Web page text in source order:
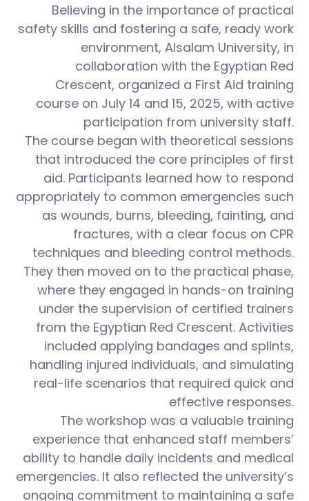
Believing in the importance of practical
safety skills and fostering a safe, ready work
environment, Alsalam University, in
collaboration with the Egyptian Red
Crescent, organized a First Aid training
course on July 14 and 15, 2025, with active
participation from university staff.
The course began with theoretical sessions
that introduced the core principles of first
aid. Participants learned how to respond
appropriately to common emergencies such
as wounds, burns, bleeding, fainting, and
fractures, with a clear focus on CPR
techniques and bleeding control methods.
They then moved on to the practical phase,
where they engaged in hands-on training
under the supervision of certified trainers
from the Egyptian Red Crescent. Activities
included applying bandages and splints,
handling injured individuals, and simulating
real-life scenarios that required quick and
effective responses.
The workshop was a valuable training
experience that enhanced staff members’
ability to handle daily incidents and medical
emergencies. It also reflected the university’s
ongoing commitment to maintaining a safe